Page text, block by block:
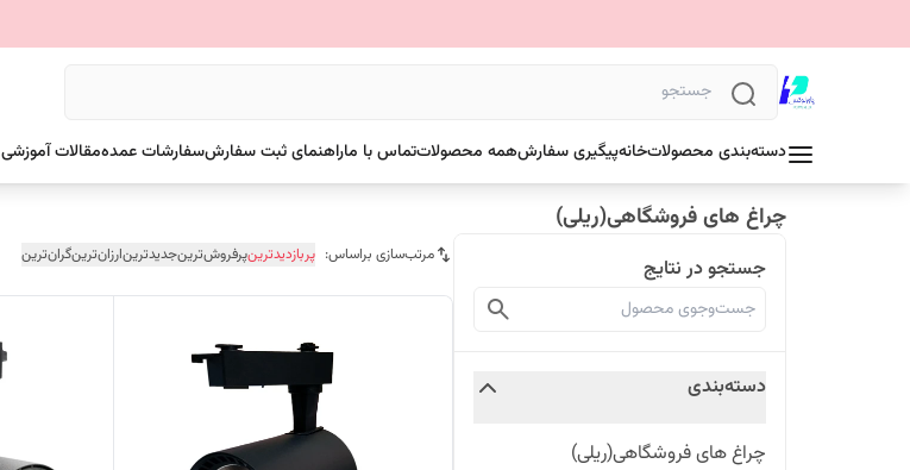
دسته‌بندی محصولاتخانهپیگیری سفارشهمه محصولاتتماس با ماراهنمای ثبت سفارشسفارشات عمدهمقالات آموزشی
چراغ های فروشگاهی(ریلی)
جستجو در نتایج
دسته‌بندی
چراغ های فروشگاهی(ریلی)
مرتب‌سازی براساس: پربازدیدترینپرفروش‌ترینجدیدترینارزان‌ترینگران‌ترین